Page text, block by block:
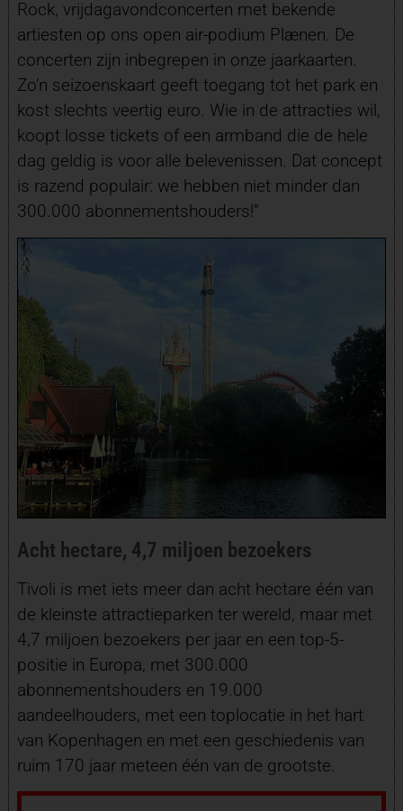
Rock, vrijdagavondconcerten met bekende
artiesten op ons open air-podium Plænen. De
concerten zijn inbegrepen in onze jaarkaarten.
Zo’n seizoenskaart geeft toegang tot het park en
kost slechts veertig euro. Wie in de attracties wil,
koopt losse tickets of een armband die de hele
dag geldig is voor alle belevenissen. Dat concept
is razend populair: we hebben niet minder dan
300.000 abonnementshouders!”
Acht hectare, 4,7 miljoen bezoekers
Tivoli is met iets meer dan acht hectare één van
de kleinste attractieparken ter wereld, maar met
4,7 miljoen bezoekers per jaar en een top-5-
positie in Europa, met 300.000
abonnementshouders en 19.000
aandeelhouders, met een toplocatie in het hart
van Kopenhagen en met een geschiedenis van
ruim 170 jaar meteen één van de grootste.